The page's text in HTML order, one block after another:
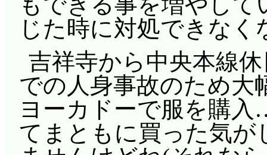
じた時に対処できなく
吉祥寺から中央本線
での人身事故のため大
ヨーカドーで服を購
てまともに買った気が